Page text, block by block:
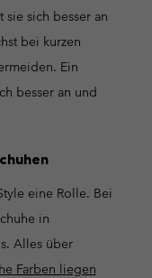
sich besser an
bei kurzen
Ein
besser an und
eine Rolle. Bei
in
Alles über
Farben liegen